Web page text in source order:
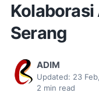
Kolaborasi
Serang
ADIM
Updated: 23
2 min read